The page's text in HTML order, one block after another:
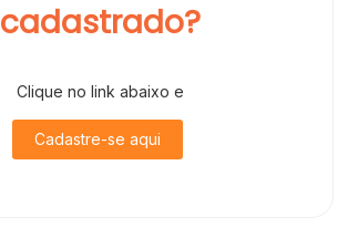
cadastrado?
Clique no link abaixo e
Cadastre-se aqui